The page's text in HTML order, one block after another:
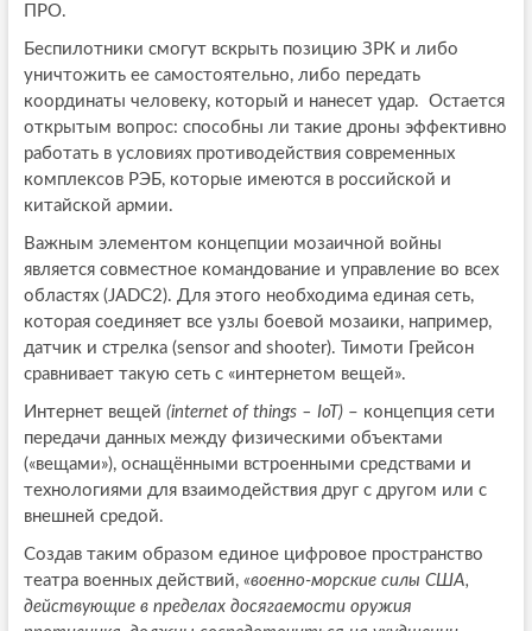
ПРО.
Беспилотники смогут вскрыть позицию ЗРК и либо
уничтожить ее самостоятельно, либо передать
координаты человеку, который и нанесет удар. Остается
открытым вопрос: способны ли такие дроны эффективно
работать в условиях противодействия современных
комплексов РЭБ, которые имеются в российской и
китайской армии.
Важным элементом концепции мозаичной войны
является совместное командование и управление во всех
областях (JADC2). Для этого необходима единая сеть,
которая соединяет все узлы боевой мозаики, например,
датчик и стрелка (sensor and shooter). Тимоти Грейсон
сравнивает такую сеть с «интернетом вещей».
Интернет вещей (internet of things – IoT)– концепция сети
передачи данных между физическими объектами
(«вещами»), оснащёнными встроенными средствами и
технологиями для взаимодействия друг с другом или с
внешней средой.
Создав таким образом единое цифровое пространство
театра военных действий, «военно-морские силы США,
действующие в пределах досягаемости оружия